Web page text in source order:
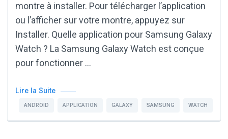
montre à installer. Pour télécharger l’application
ou l’afficher sur votre montre, appuyez sur
Installer. Quelle application pour Samsung Galaxy
Watch ? La Samsung Galaxy Watch est conçue
pour fonctionner …
Lire la Suite
ANDROID APPLICATION GALAXY SAMSUNG WATCH